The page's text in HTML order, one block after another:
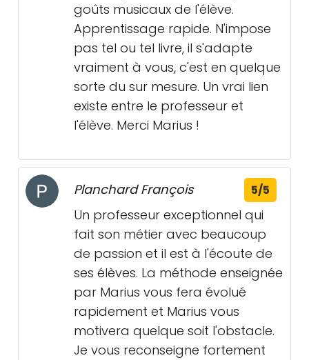
goûts musicaux de l'élève.
Apprentissage rapide. N'impose
pas tel ou tel livre, il s'adapte
vraiment à vous, c'est en quelque
sorte du sur mesure. Un vrai lien
existe entre le professeur et
l'élève. Merci Marius !
Planchard François 5/5
Un professeur exceptionnel qui
fait son métier avec beaucoup
de passion et il est à l'écoute de
ses élèves. La méthode enseignée
par Marius vous fera évolué
rapidement et Marius vous
motivera quelque soit l'obstacle.
Je vous reconseigne fortement